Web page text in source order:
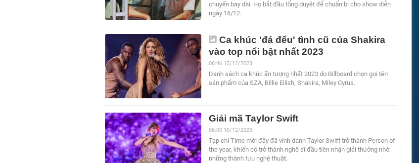
chuyến bay dài. Họ bắt đầu tổng duyệt để chuẩn bị cho show diễn
ngày 16/12.
Ca khúc 'đá đểu' tình cũ của Shakira
vào top nổi bật nhất 2023
06:46 15/12/2023
Danh sách ca khúc ấn tượng nhất 2023 do Billboard chọn gọi tên
sản phẩm của SZA, Billie Eilish, Shakira, Miley Cyrus.
Giải mã Taylor Swift
06:00 10/12/2023
Tạp chí Time mới đây đã vinh danh Taylor Swift trở thành Person of
the year, khiến cô trở thành nghệ sĩ đầu tiên nhận giải thưởng nhờ
những thành tựu nghệ thuật.